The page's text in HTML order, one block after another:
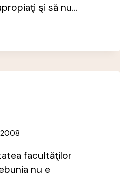
şi să nu…
facultăţilor
nu e